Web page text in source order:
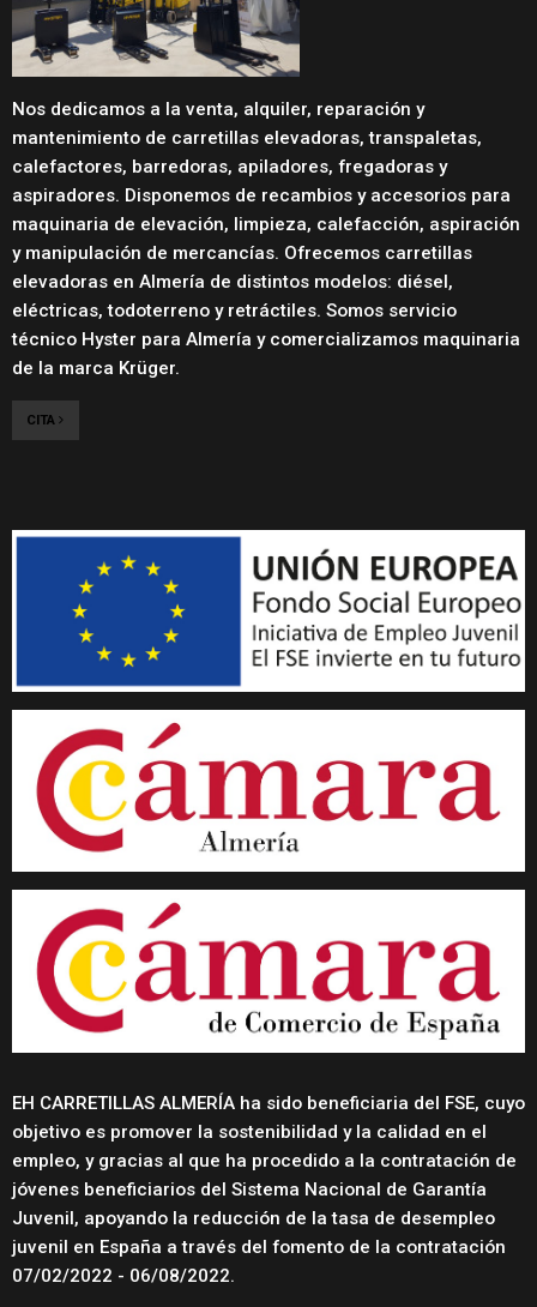
Nos dedicamos a la venta, alquiler, reparación y
mantenimiento de carretillas elevadoras, transpaletas,
calefactores, barredoras, apiladores, fregadoras y
aspiradores. Disponemos de recambios y accesorios para
maquinaria de elevación, limpieza, calefacción, aspiración
y manipulación de mercancías. Ofrecemos carretillas
elevadoras en Almería de distintos modelos: diésel,
eléctricas, todoterreno y retráctiles. Somos servicio
técnico Hyster para Almería y comercializamos maquinaria
de la marca Krüger.
CITA
EH CARRETILLAS ALMERÍA ha sido beneficiaria del FSE, cuyo
objetivo es promover la sostenibilidad y la calidad en el
empleo, y gracias al que ha procedido a la contratación de
jóvenes beneficiarios del Sistema Nacional de Garantía
Juvenil, apoyando la reducción de la tasa de desempleo
juvenil en España a través del fomento de la contratación
07/02/2022 - 06/08/2022.